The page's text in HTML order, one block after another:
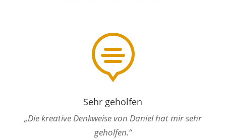

Sehr geholfen
„Die kreative Denkweise von Daniel hat mir sehr
geholfen.“